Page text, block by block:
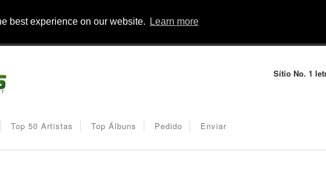
best experience on our website. Learn more
Sítio No. 1
Top 50 Artistas Top Álbuns Pedido Enviar